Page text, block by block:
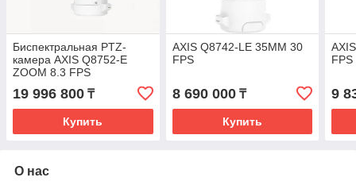
Биспектральная PTZ-
камера AXIS Q8752-E
ZOOM 8.3 FPS
19 996 800 ₸
Купить
AXIS Q8742-LE 35MM 30
FPS
8 690 000₸
Купить
FPS
9
О нас